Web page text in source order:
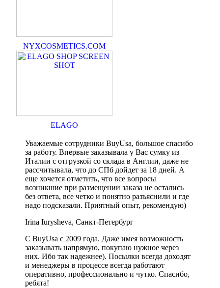
NYXCOSMETICS.COM
ELAGO
Уважаемые сотрудники BuyUsa, большое спасибо
за работу. Впервые заказывала у Вас сумку из
Италии с отгрузкой со склада в Англии, даже не
рассчитывала, что до СПб дойдет за 18 дней. А
еще хочется отметить, что все вопросы
возникшие при размещении заказа не остались
без ответа, все четко и понятно разъяснили и где
надо подсказали. Приятный опыт, рекомендую)
Irina Iurysheva, Санкт-Петербург
С BuyUsa с 2009 года. Даже имея возможность
заказывать напрямую, покупаю нужное через
них. Ибо так надежнее). Посылки всегда доходят
и менеджеры в процессе всегда работают
оперативно, профессионально и чутко. Спасибо,
ребята!